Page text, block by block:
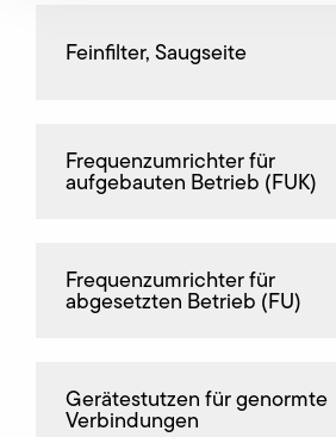
Feinfilter, Saugseite
Frequenz­umrichter für
aufgebauten Betrieb (FUK)
Frequenz­umrichter für
abgesetzten Betrieb (FU)
Gerätestutzen für genormte
Verbindungen